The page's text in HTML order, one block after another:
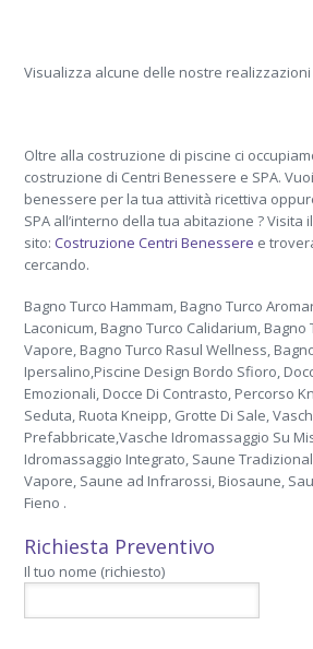
Visualizza alcune delle nostre
Oltre alla costruzione di piscine ci
costruzione di Centri Benessere e SPA.
benessere per la tua attività ricettiva
SPA all’interno della tua abitazione ? Visita
sito: Costruzione Centri Benessere e
cercando.
Bagno Turco Hammam, Bagno Turco
Laconicum, Bagno Turco Calidarium, Bagno
Vapore, Bagno Turco Rasul Wellness,
Ipersalino,Piscine Design Bordo Sfioro,
Emozionali, Docce Di Contrasto, Percorso
Seduta, Ruota Kneipp, Grotte Di Sale,
Prefabbricate,Vasche Idromassaggio Su
Idromassaggio Integrato, Saune
Vapore, Saune ad Infrarossi, Biosaune,
Fieno .
Richiesta Preventivo
Il tuo nome (richiesto)